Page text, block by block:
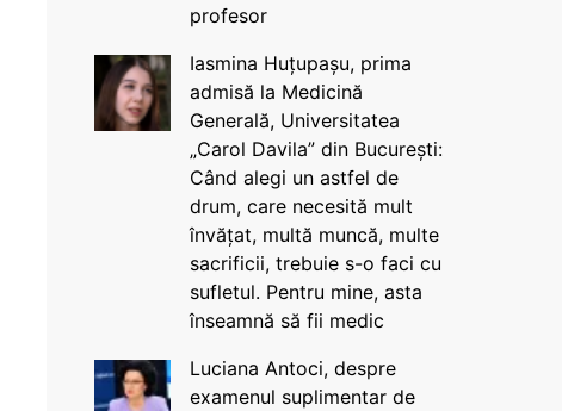
profesor
Iasmina Huțupașu, prima
admisă la Medicină
Generală, Universitatea
„Carol Davila” din București:
Când alegi un astfel de
drum, care necesită mult
învățat, multă muncă, multe
sacrificii, trebuie s-o faci cu
sufletul. Pentru mine, asta
înseamnă să fii medic
Luciana Antoci, despre
examenul suplimentar de